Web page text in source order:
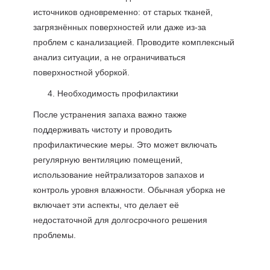
источников одновременно: от старых тканей,
загрязнённых поверхностей или даже из-за
проблем с канализацией. Проводите комплексный
анализ ситуации, а не ограничиваться
поверхностной уборкой.
Необходимость профилактики
После устранения запаха важно также
поддерживать чистоту и проводить
профилактические меры. Это может включать
регулярную вентиляцию помещений,
использование нейтрализаторов запахов и
контроль уровня влажности. Обычная уборка не
включает эти аспекты, что делает её
недостаточной для долгосрочного решения
проблемы.